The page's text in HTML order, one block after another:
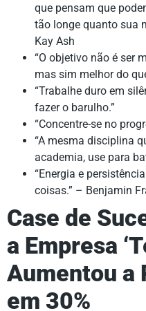
que pensam que
tão longe quanto sua
Kay Ash
“O objetivo não é ser
mas sim melhor do
“Trabalhe duro em
fazer o barulho.”
“Concentre-se no
“A mesma disciplina
academia, use para
“Energia e
coisas.” – Benjamin
Case de
a Empresa
Aumentou a
em 30%